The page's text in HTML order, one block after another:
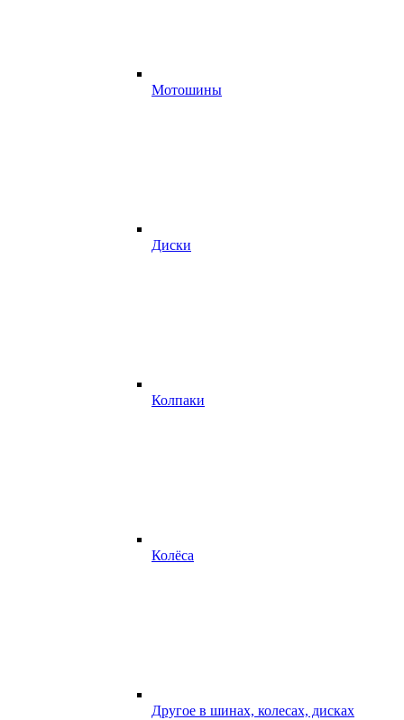
Мотошины
Диски
Колпаки
Колёса
Другое в шинах, колесах, дисках